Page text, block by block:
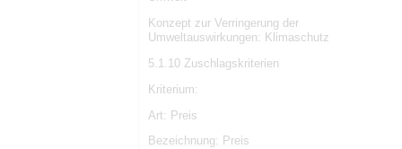
Konzept zur Verringerung der
Umweltauswirkungen: Klimaschutz
5.1.10 Zuschlagskriterien
Kriterium:
Art: Preis
Bezeichnung: Preis